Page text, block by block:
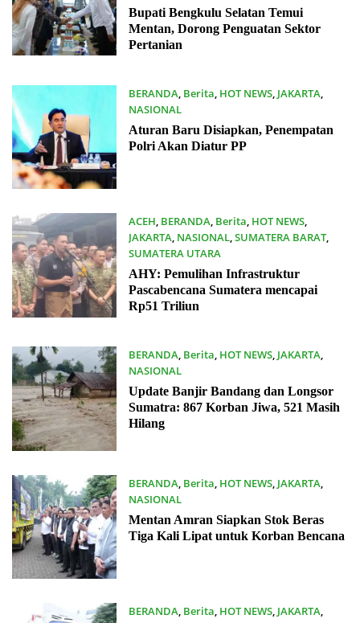
23/12/2025
Bupati Bengkulu Selatan Temui
Mentan, Dorong Penguatan Sektor
Pertanian
BERANDA Berita HOT NEWS, JAKARTA
NASIONAL
21/12/2025
Aturan Baru Disiapkan, Penempatan
Polri Akan Diatur PP
ACEH, BERANDA, Berita, HOT NEWS,
JAKARTA, NASIONAL,SUMATERA BARAT,
SUMATERA UTARA
14/12/2025
AHY: Pemulihan Infrastruktur
Pascabencana Sumatera mencapai
Rp51 Triliun
BERANDA, Berita, HOT NEWS, JAKARTA,
NASIONAL
06/12/2025
Update Banjir Bandang dan Longsor
Sumatra: 867 Korban Jiwa, 521 Masih
Hilang
BERANDA, Berita, HOT NEWS, JAKARTA,
NASIONAL
04/12/2025
Mentan Amran Siapkan Stok Beras
Tiga Kali Lipat untuk Korban Bencana
BERANDA, Berita, HOT NEWS, JAKARTA,